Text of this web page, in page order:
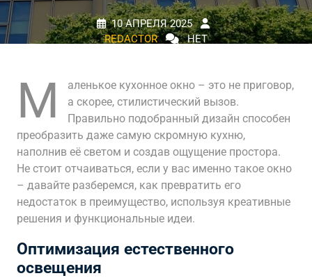
10 АПРЕЛЯ 2025
REDACTOR
НЕТ
М
аленькое кухонное окно – это не приговор,
а скорее, стилистический вызов.
Правильно подобранный дизайн способен
преобразить даже самую скромную кухню,
наполнив её светом и создав ощущение простора.
Не стоит отчаиваться, если у вас именно такое окно
– давайте разберемся, как превратить его
недостаток в преимущество, используя креативные
решения и функциональные идеи.
Оптимизация естественного
освещения